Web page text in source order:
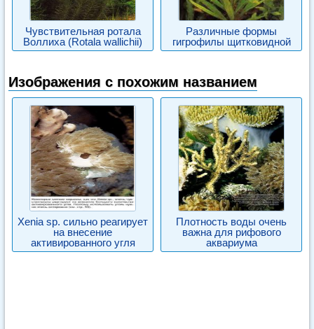
Чувствительная ротала
Воллиха (Rotala wallichii)
Различные формы
гигрофилы щитковидной
Изображения с похожим названием
Xenia sp. сильно реагирует
на внесение
активированного угля
Плотность воды очень
важна для рифового
аквариума